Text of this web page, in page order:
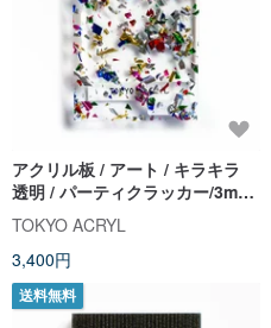
アクリル板 / アート / キラキラ
透明 / パーティクラッカー/3mm
/ ポストカードサイズ
TOKYO ACRYL
3,400円
送料無料